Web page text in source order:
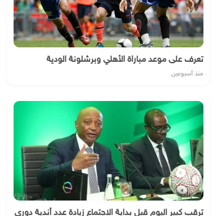
تعرف على موعد مباراة الأهلي وبرشلونة الودية
منذ أسبوعين
ترقب كبير اليوم قبل بداية الاجتماع زيادة عدد أندية دوري